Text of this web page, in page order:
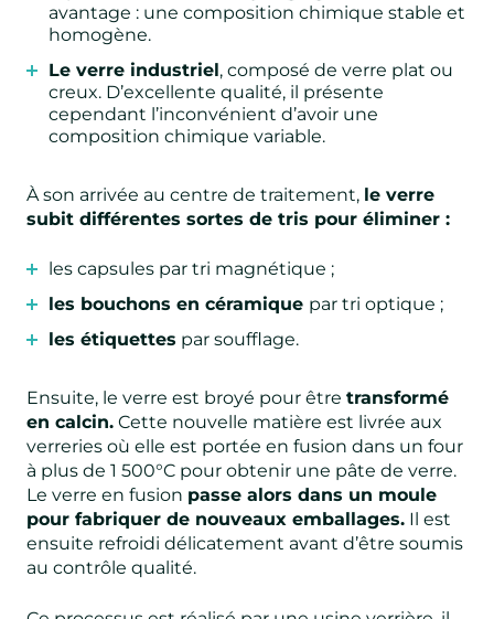
avantage : une composition chimique stable et
homogène.
Le verre industriel, composé de verre plat ou
creux. D’excellente qualité, il présente
cependant l’inconvénient d’avoir une
composition chimique variable.
À son arrivée au centre de traitement, le verre
subit différentes sortes de tris pour éliminer :
les capsules par tri magnétique ;
les bouchons en céramique par tri optique ;
les étiquettes par soufflage.
Ensuite, le verre est broyé pour être transformé
en calcin. Cette nouvelle matière est livrée aux
verreries où elle est portée en fusion dans un four
à plus de 1 500°C pour obtenir une pâte de verre.
Le verre en fusion passe alors dans un moule
pour fabriquer de nouveaux emballages. Il est
ensuite refroidi délicatement avant d’être soumis
au contrôle qualité.